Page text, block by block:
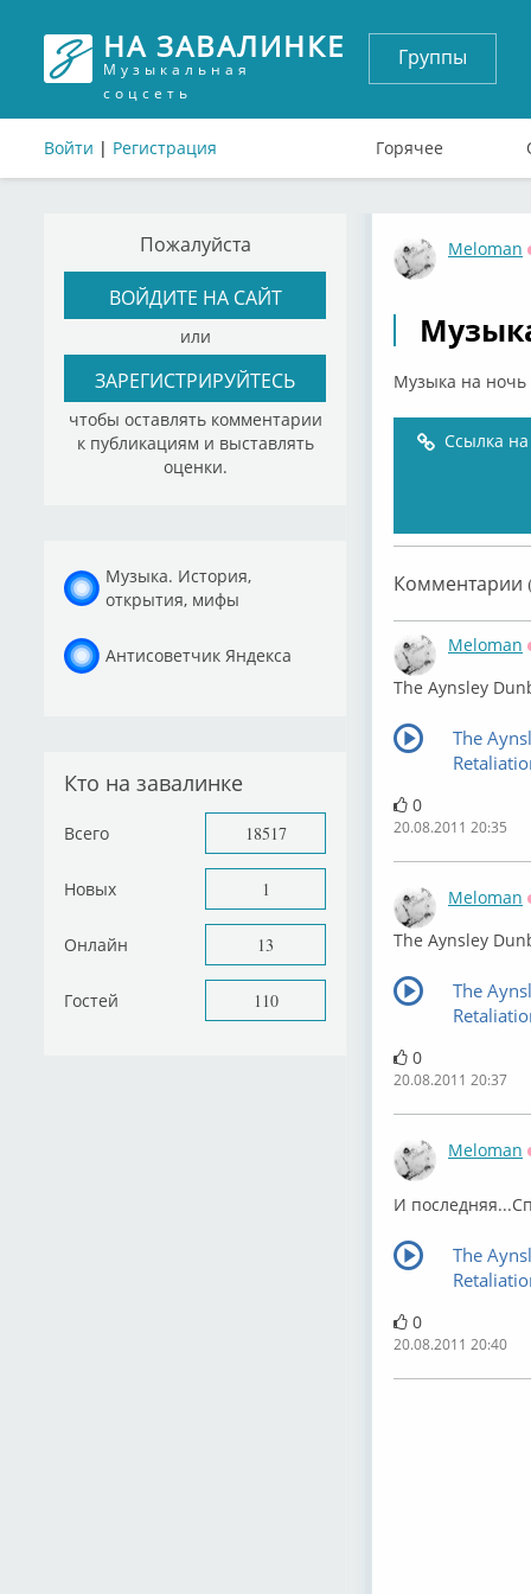
НА ЗАВАЛИНКЕ
Музыкальная
соцсеть
Войти | Регистрация
Группы
Горячее
Пожалуйста
ВОЙДИТЕ НА САЙТ
или
ЗАРЕГИСТРИРУЙТЕСЬ
чтобы оставлять комментарии
к публикациям и выставлять
оценки.
Музыка. История,
открытия, мифы
Антисоветчик Яндекса
Кто на завалинке
Всего 18517
Новых 1
Онлайн 13
Гостей 110
Meloman
Музыка на ночь
Ссылка
Комментарии
Meloman
The Aynsley
The
0
20.08.2011 20:35
Meloman
The Aynsley
The
0
20.08.2011 20:37
Meloman
И
The
0
20.08.2011 20:40